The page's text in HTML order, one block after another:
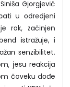
Gjorgjević
u odredjeni
rok, začinjen
istražuje, i
senzibilitet.
jesu reakcija
čoveku dođe